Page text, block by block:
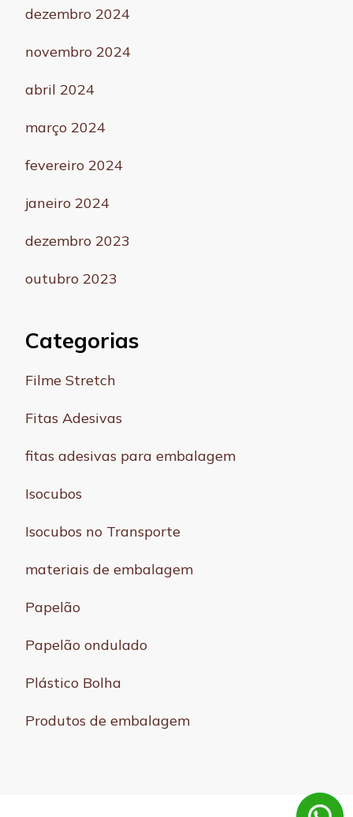
dezembro 2024
novembro 2024
abril 2024
março 2024
fevereiro 2024
janeiro 2024
dezembro 2023
outubro 2023
Categorias
Filme Stretch
Fitas Adesivas
fitas adesivas para embalagem
Isocubos
Isocubos no Transporte
materiais de embalagem
Papelão
Papelão ondulado
Plástico Bolha
Produtos de embalagem